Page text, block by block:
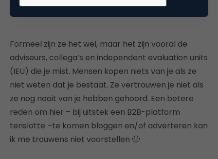
niet weten dat je bestaat
Formeel zijn ze het wel, maar het zijn vooral de
adviseurs, collega’s en independent evaluation units
(IEU) die je mist. Mensen kopen niets van je als ze
niet weten dat je bestaat. Ze vertrouwen je niet als
ze nog nooit van je hebben gehoord. Een betere
reden om hier – bij uitstek een B2B-platform
tenslotte –te komen bloggen en/of adverteren kan
ik me trouwens niet voorstellen 🙂